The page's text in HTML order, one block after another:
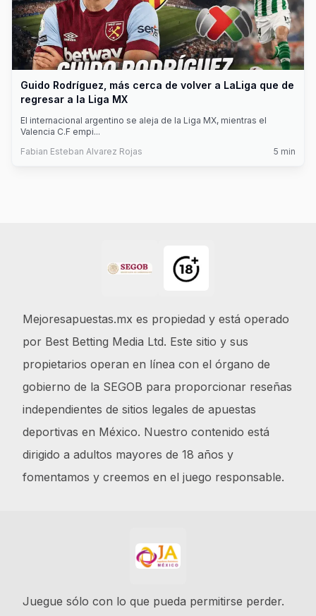
Guido Rodríguez, más cerca de volver a LaLiga que de
regresar a la Liga MX
El internacional argentino se aleja de la Liga MX, mientras el
Valencia C.F empi...
Fabian Esteban Alvarez Rojas
5 min
Mejoresapuestas.mx es propiedad y está operado
por Best Betting Media Ltd. Este sitio y sus
propietarios operan en línea con el órgano de
gobierno de la SEGOB para proporcionar reseñas
independientes de sitios legales de apuestas
deportivas en México. Nuestro contenido está
dirigido a adultos mayores de 18 años y
fomentamos y creemos en el juego responsable.
Juegue sólo con lo que pueda permitirse perder.